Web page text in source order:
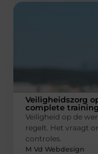
Veiligheidszorg
complete
Veiligheid op de
regelt. Het vraagt
controles.
M Vd Webdesign